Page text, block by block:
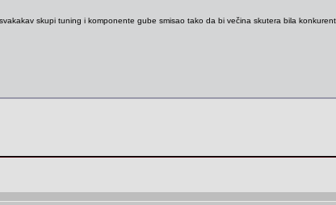
skupi tuning i komponente gube smisao tako da bi večina skutera bila